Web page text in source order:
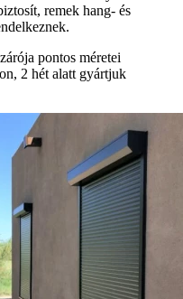
remek hang- és
pontos méretei
2 hét alatt gyártjuk